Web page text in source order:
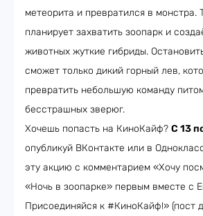
метеорита и превратился в монстра.
планирует захватить зоопарк и
животных жуткие гибриды.
сможет только дикий горный лев,
превратить небольшую команду
бесстрашных зверюг.
Хочешь попасть на КиноКайф? С 13
опубликуй ВКонтакте или в
эту акцию с комментарием «Хочу
«Ночь в зоопарке» первым вместе с
Присоединяйся к #КиноКайф!» (пост